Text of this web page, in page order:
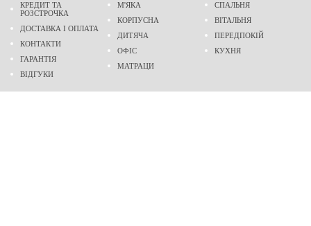
КРЕДИТ ТА
РОЗСТРОЧКА
ДОСТАВКА І ОПЛАТА
КОНТАКТИ
ГАРАНТІЯ
ВІДГУКИ
М'ЯКА
КОРПУСНА
ДИТЯЧА
ОФІС
МАТРАЦИ
СПАЛЬНЯ
ВІТАЛЬНЯ
ПЕРЕДПОКІЙ
КУХНЯ